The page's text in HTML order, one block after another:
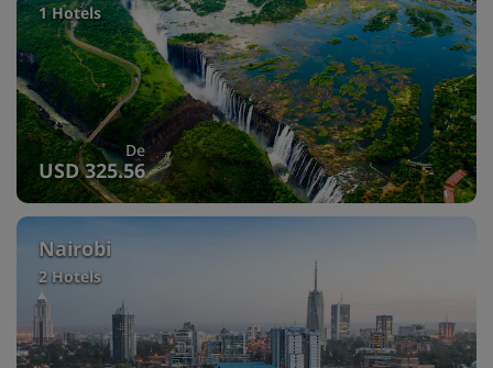
1 Hotels
De
USD 325.56
Nairobi
2 Hotels